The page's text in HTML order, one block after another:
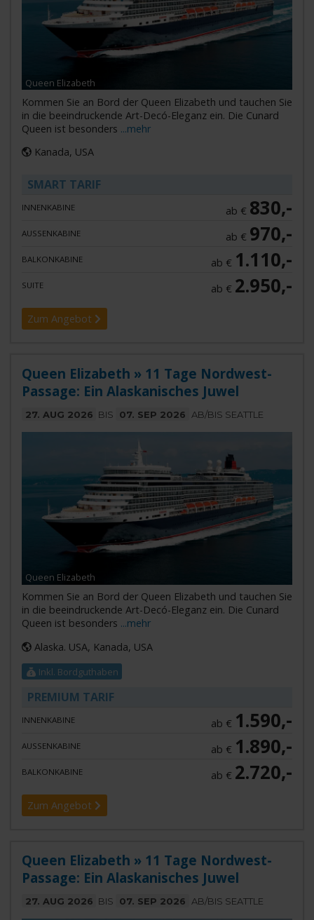
Queen Elizabeth
Kommen Sie an Bord der Queen Elizabeth und tauchen Sie
in die beeindruckende Art-Decó-Eleganz ein. Die Cunard
Queen ist besonders ...mehr
Kanada, USA
SMART TARIF
INNENKABINE ab € 830,-
AUSSENKABINE ab € 970,-
BALKONKABINE ab € 1.110,-
SUITE ab € 2.950,-
Zum Angebot
Queen Elizabeth » 11 Tage Nordwest-
Passage: Ein Alaskanisches Juwel
27. AUG 2026 BIS 07. SEP 2026 AB/BIS SEATTLE
Queen Elizabeth
Kommen Sie an Bord der Queen Elizabeth und tauchen Sie
in die beeindruckende Art-Decó-Eleganz ein. Die Cunard
Queen ist besonders ...mehr
Alaska. USA, Kanada, USA
Inkl. Bordguthaben
PREMIUM TARIF
INNENKABINE ab € 1.590,-
AUSSENKABINE ab € 1.890,-
BALKONKABINE ab € 2.720,-
Zum Angebot
Queen Elizabeth » 11 Tage Nordwest-
Passage: Ein Alaskanisches Juwel
27. AUG 2026 BIS 07. SEP 2026 AB/BIS SEATTLE